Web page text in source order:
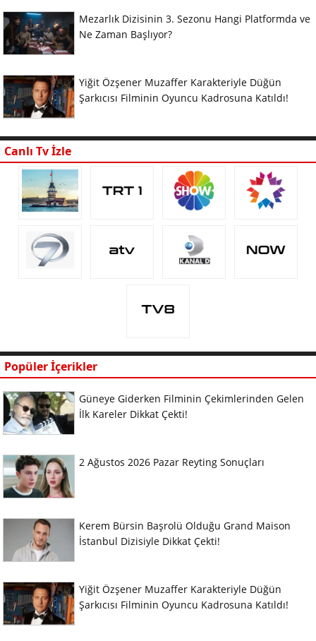
Mezarlık Dizisinin 3. Sezonu Hangi Platformda ve
Ne Zaman Başlıyor?
Yiğit Özşener Muzaffer Karakteriyle Düğün
Şarkıcısı Filminin Oyuncu Kadrosuna Katıldı!
Canlı Tv İzle
Popüler İçerikler
Güneye Giderken Filminin Çekimlerinden Gelen
İlk Kareler Dikkat Çekti!
2 Ağustos 2026 Pazar Reyting Sonuçları
Kerem Bürsin Başrolü Olduğu Grand Maison
İstanbul Dizisiyle Dikkat Çekti!
Yiğit Özşener Muzaffer Karakteriyle Düğün
Şarkıcısı Filminin Oyuncu Kadrosuna Katıldı!